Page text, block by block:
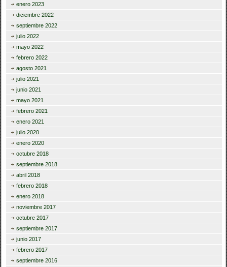
enero 2023
diciembre 2022
septiembre 2022
julio 2022
mayo 2022
febrero 2022
agosto 2021
julio 2021
junio 2021
mayo 2021
febrero 2021
enero 2021
julio 2020
enero 2020
octubre 2018
septiembre 2018
abril 2018
febrero 2018
enero 2018
noviembre 2017
octubre 2017
septiembre 2017
junio 2017
febrero 2017
septiembre 2016